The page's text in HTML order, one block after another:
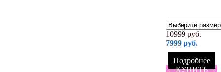
10999 руб.
7999 руб.
Подробнее
КУПИТЬ